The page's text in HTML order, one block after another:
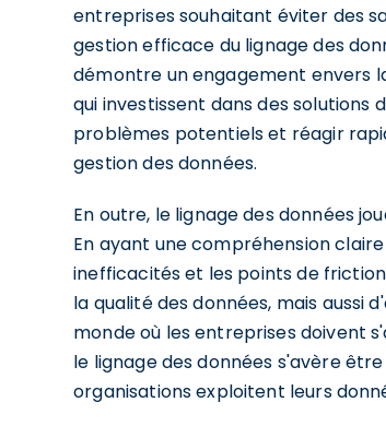
entreprises souhaitant éviter des
gestion efficace du lignage des
démontre un engagement envers
qui investissent dans des solutions
problèmes potentiels et réagir
gestion des données.
En outre, le lignage des données
En ayant une compréhension
inefficacités et les points de
la qualité des données, mais aussi
monde où les entreprises doivent
le lignage des données s'avère
organisations exploitent leurs